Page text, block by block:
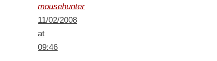
mousehunter
11/02/2008
at
09:46